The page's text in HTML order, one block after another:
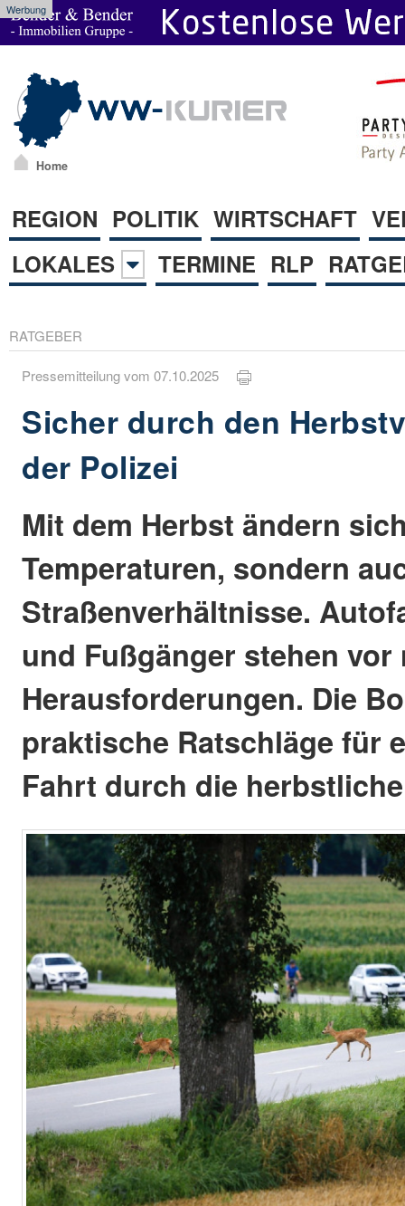
Werbung
Home
REGION POLITIK WIRTSCHAFT
LOKALES
TERMINE RLP
RATGEBER
Pressemitteilung vom 07.10.2025
Sicher durch den
der Polizei
Mit dem Herbst ändern
Temperaturen, sondern
Straßenverhältnisse.
und Fußgänger stehen vor
Herausforderungen. Die
praktische Ratschläge für
Fahrt durch die